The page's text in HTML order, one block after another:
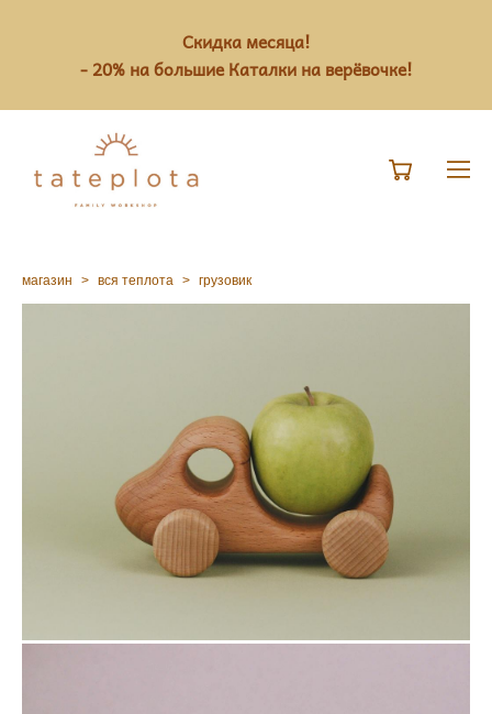
Скидка месяца!
- 20% на большие Каталки на верёвочке!
магазин > вся теплота > грузовик